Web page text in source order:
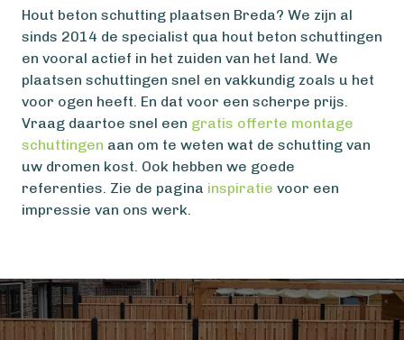
Hout beton schutting plaatsen Breda? We zijn al
sinds 2014 de specialist qua hout beton schuttingen
en vooral actief in het zuiden van het land. We
plaatsen schuttingen snel en vakkundig zoals u het
voor ogen heeft. En dat voor een scherpe prijs.
Vraag daartoe snel een gratis offerte montage
schuttingen aan om te weten wat de schutting van
uw dromen kost. Ook hebben we goede
referenties. Zie de pagina inspiratie voor een
impressie van ons werk.